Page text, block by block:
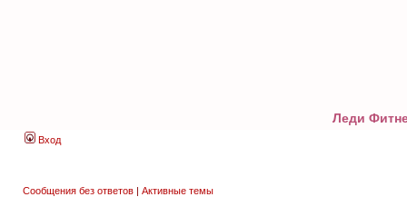
Леди
Вход
Сообщения без ответов | Активные темы